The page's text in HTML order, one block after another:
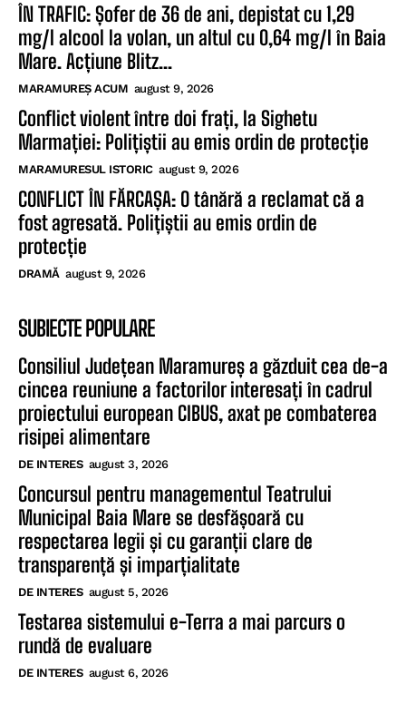
ÎN TRAFIC: Șofer de 36 de ani, depistat cu 1,29
mg/l alcool la volan, un altul cu 0,64 mg/l în Baia
Mare. Acțiune Blitz...
MARAMUREȘ ACUM august 9, 2026
Conflict violent între doi frați, la Sighetu
Marmației: Polițiștii au emis ordin de protecție
MARAMURESUL ISTORIC august 9, 2026
CONFLICT ÎN FĂRCAȘA: O tânără a reclamat că a
fost agresată. Polițiștii au emis ordin de
protecție
DRAMĂ august 9, 2026
SUBIECTE POPULARE
Consiliul Județean Maramureș a găzduit cea de-a
cincea reuniune a factorilor interesați în cadrul
proiectului european CIBUS, axat pe combaterea
risipei alimentare
DE INTERES august 3, 2026
Concursul pentru managementul Teatrului
Municipal Baia Mare se desfășoară cu
respectarea legii și cu garanții clare de
transparență și imparțialitate
DE INTERES august 5, 2026
Testarea sistemului e-Terra a mai parcurs o
rundă de evaluare
DE INTERES august 6, 2026